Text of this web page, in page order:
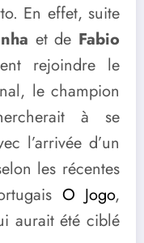
En effet, suite
et de Fabio
rejoindre le
le champion
à se
l’arrivée d’un
les récentes
O Jogo,
aurait été ciblé